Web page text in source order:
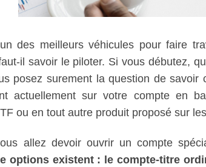
des meilleurs véhicules pour faire
il savoir le piloter. Si vous débutez,
posez surement la question de savoir
actuellement sur votre compte en
ou en tout autre produit proposé sur
allez devoir ouvrir un compte
options existent : le compte-titre